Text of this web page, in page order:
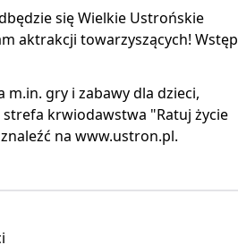
się Wielkie Ustrońskie
aktrakcji towarzyszących! Wstęp
gry i zabawy dla dzieci,
krwiodawstwa "Ratuj życie
na www.ustron.pl.